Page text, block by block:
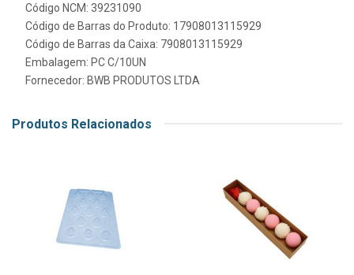
Código NCM: 39231090
Código de Barras do Produto: 17908013115929
Código de Barras da Caixa: 7908013115929
Embalagem: PC C/10UN
Fornecedor: BWB PRODUTOS LTDA
Produtos Relacionados